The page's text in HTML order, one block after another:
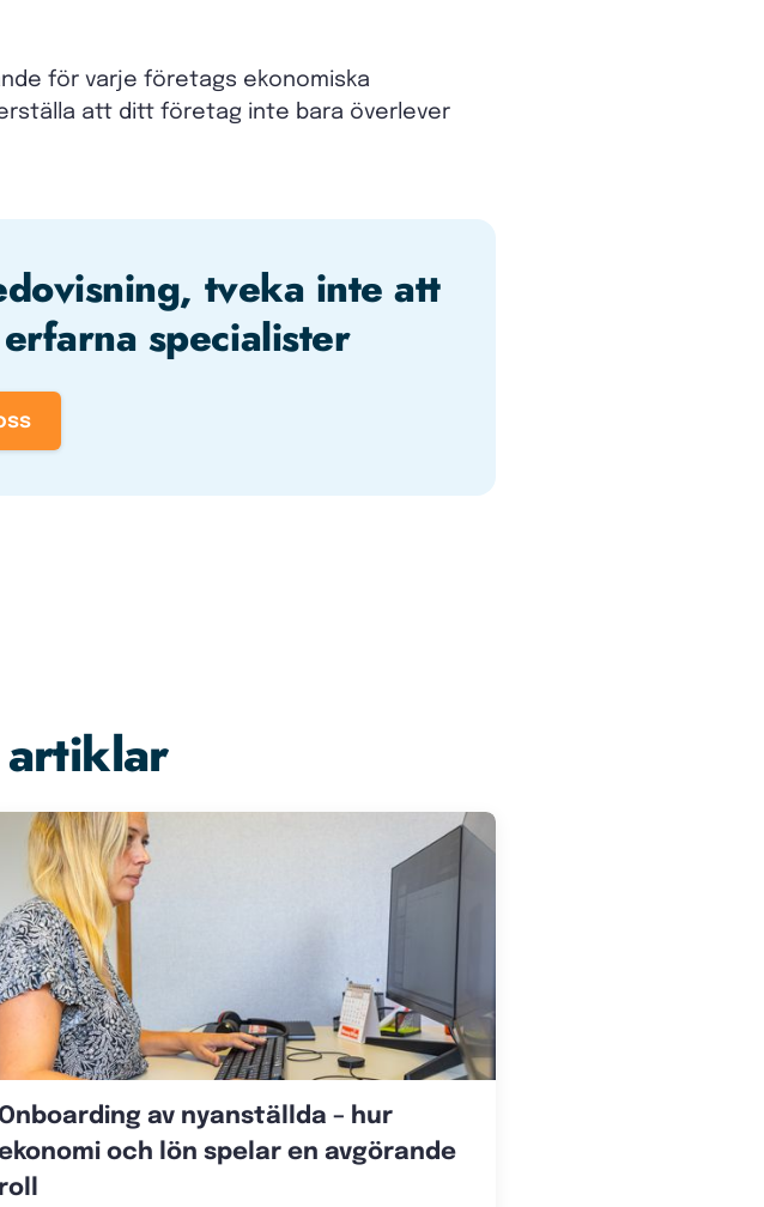
för varje företags ekonomiska
att ditt företag inte bara överlever
tveka inte att
specialister
av nyanställda – hur
och lön spelar en avgörande
roll